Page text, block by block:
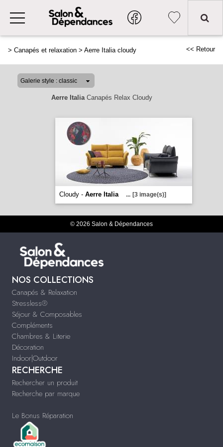
> Canapés et relaxation > Aerre Italia cloudy << Retour
Aerre ItaliaCanapés Relax Cloudy
Cloudy - Aerre Italia ... [3 image(s)]
© 2026 Salon & Dépendances
NOS COLLECTIONS
Canapés & Relaxation
Stressless®
Séjour & Composables
Compléments
Chambres & Literie
Décoration
Indoor|Outdoor
RECHERCHE
Rechercher un produit
Recherche par marque
Le Bonus Réparation